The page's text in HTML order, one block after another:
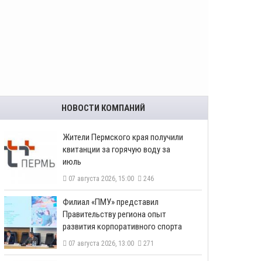
НОВОСТИ КОМПАНИЙ
​Жители Пермского края получили
квитанции за горячую воду за
июль
07 августа 2026, 15:00 246
​Филиал «ПМУ» представил
Правительству региона опыт
развития корпоративного спорта
07 августа 2026, 13:00 271